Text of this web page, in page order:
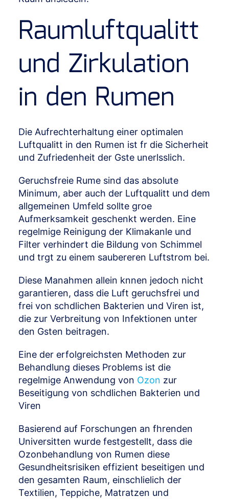
Raumluftqualitt
und Zirkulation
in den Rumen
Die Aufrechterhaltung einer optimalen
Luftqualitt in den Rumen ist fr die Sicherheit
und Zufriedenheit der Gste unerlsslich.
Geruchsfreie Rume sind das absolute
Minimum, aber auch der Luftqualitt und dem
allgemeinen Umfeld sollte groe
Aufmerksamkeit geschenkt werden. Eine
regelmige Reinigung der Klimakanle und
Filter verhindert die Bildung von Schimmel
und trgt zu einem saubereren Luftstrom bei.
Diese Manahmen allein knnen jedoch nicht
garantieren, dass die Luft geruchsfrei und
frei von schdlichen Bakterien und Viren ist,
die zur Verbreitung von Infektionen unter
den Gsten beitragen.
Eine der erfolgreichsten Methoden zur
Behandlung dieses Problems ist die
regelmige Anwendung von Ozon zur
Beseitigung von schdlichen Bakterien und
Viren
Basierend auf Forschungen an fhrenden
Universitten wurde festgestellt, dass die
Ozonbehandlung von Rumen diese
Gesundheitsrisiken effizient beseitigen und
den gesamten Raum, einschlielich der
Textilien, Teppiche, Matratzen und